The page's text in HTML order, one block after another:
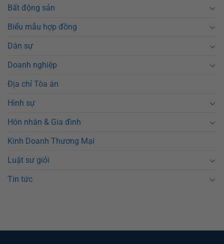
Bất động sản
Biểu mẫu hợp đồng
Dân sự
Doanh nghiệp
Địa chỉ Tòa án
Hình sự
Hôn nhân & Gia đình
Kinh Doanh Thương Mại
Luật sư giỏi
Tin tức